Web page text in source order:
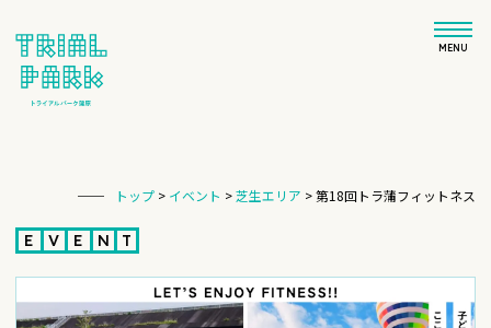
MENU
トップ > イベント >芝生エリア >第18回トラ蒲フィットネス
E V E N T